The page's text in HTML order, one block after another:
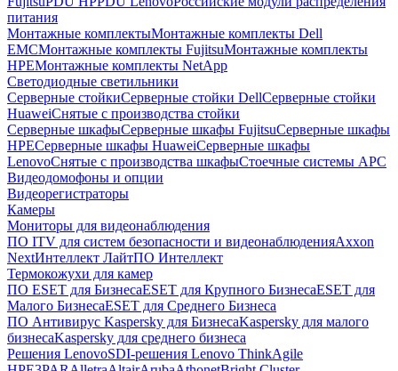
питания
Монтажные комплектыМонтажные комплекты Dell
EMCМонтажные комплекты FujitsuМонтажные комплекты
HPEМонтажные комплекты NetApp
Светодиодные светильники
Серверные стойкиСерверные стойки DellСерверные стойки
HuaweiСнятые с производства стойки
Серверные шкафыСерверные шкафы FujitsuСерверные шкафы
HPEСерверные шкафы HuaweiСерверные шкафы
LenovoСнятые с производства шкафыСтоечные системы APC
Видеодомофоны и опции
Видеорегистраторы
Камеры
Мониторы для видеонаблюдения
ПО ITV для систем безопасности и видеонаблюденияAxxon
NextИнтеллект ЛайтПО Интеллект
Термокожухи для камер
ПО ESET для БизнесаESET для Крупного БизнесаESET для
Малого БизнесаESET для Среднего Бизнеса
ПО Антивирус Kaspersky для БизнесаKaspersky для малого
бизнесаKaspersky для среднего бизнеса
Решения LenovoSDI-решения Lenovo ThinkAgile